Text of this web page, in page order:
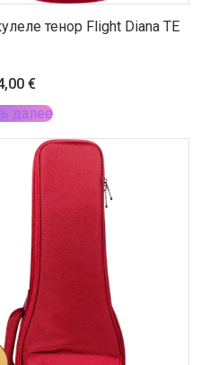
тенор Flight Diana TE
€
далее